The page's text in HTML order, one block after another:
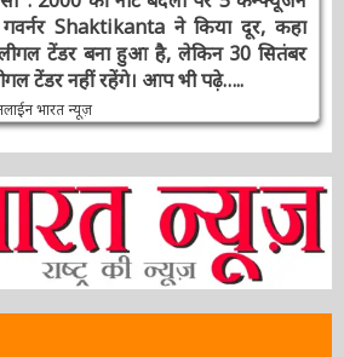
: 2000 की नोट बदली पर 5
RBI गवर्नर Shaktikanta ने किया
नोट लीगल टेंडर बना हुआ है, लेकिन
ये नोट लीगल टेंडर नहीं रहेंगे। आप भी
भारत न्यूज़